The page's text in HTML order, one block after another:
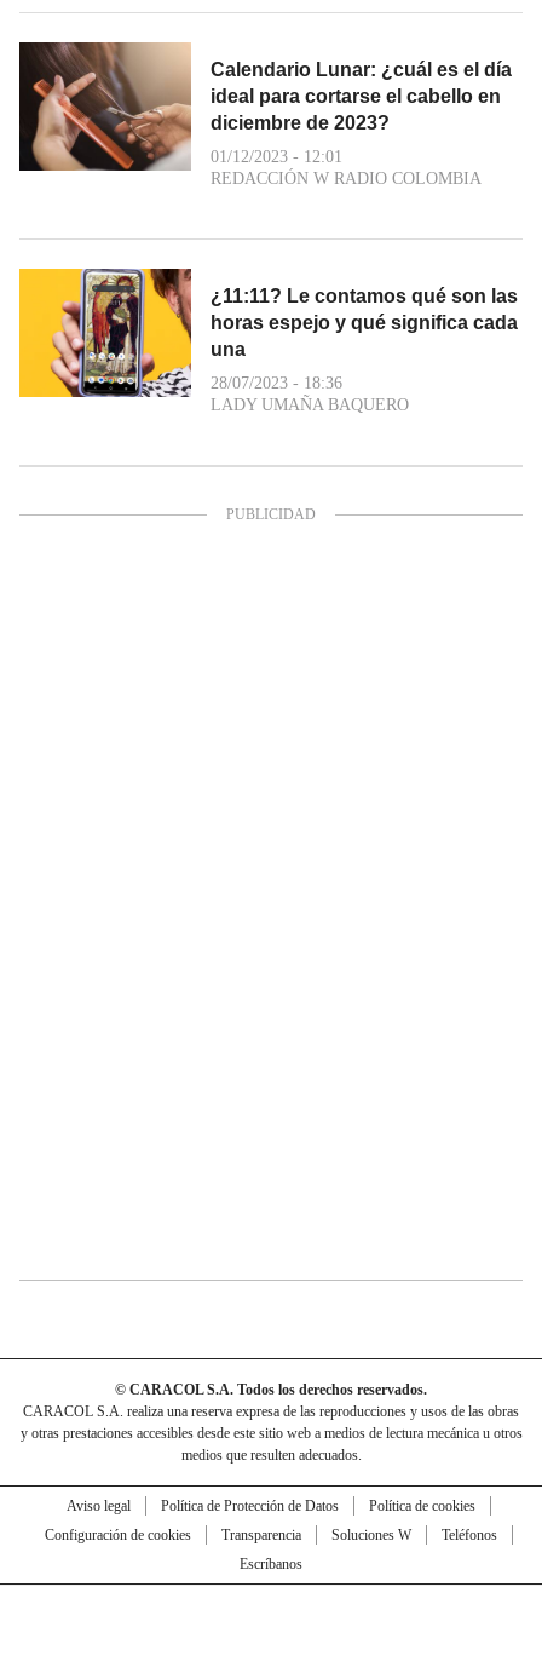
Calendario Lunar: ¿cuál es el día
ideal para cortarse el cabello en
diciembre de 2023?
01/12/2023 - 12:01
REDACCIÓN W RADIO COLOMBIA
¿11:11? Le contamos qué son las
horas espejo y qué significa cada
una
28/07/2023 - 18:36
LADY UMAÑA BAQUERO
© CARACOL S.A. Todos los derechos reservados.
CARACOL S.A. realiza una reserva expresa de las reproducciones y usos de las obras
y otras prestaciones accesibles desde este sitio web a medios de lectura mecánica u otros
medios que resulten adecuados.
Aviso legal Política de Protección de Datos
Política de cookies
Configuración de cookies
Transparencia Soluciones W
Teléfonos
Escríbanos